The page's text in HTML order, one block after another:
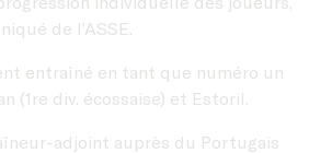
de l’ASSE.
entraîné en tant que numéro un
(1re div. écossaise) et Estoril.
adjoint auprès du Portugais